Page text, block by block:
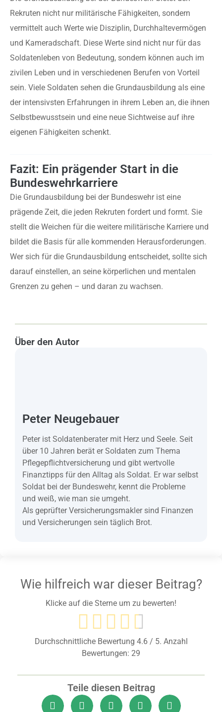
Rekruten nicht nur militärische Fähigkeiten, sondern
vermittelt auch Werte wie Disziplin, Durchhaltevermögen
und Kameradschaft. Diese Werte sind nicht nur für das
Soldatenleben von Bedeutung, sondern können auch im
zivilen Leben und in verschiedenen Berufen von Vorteil
sein. Viele Soldaten sehen die Grundausbildung als eine
der intensivsten Erfahrungen in ihrem Leben an, die ihnen
Selbstbewusstsein und eine neue Sichtweise auf ihre
eigenen Fähigkeiten schenkt.
Fazit: Ein prägender Start in die
Bundeswehrkarriere
Die Grundausbildung bei der Bundeswehr ist eine
prägende Zeit, die jeden Rekruten fordert und formt. Sie
stellt die Weichen für die weitere militärische Karriere und
bildet die Basis für alle kommenden Herausforderungen.
Wer sich für die Grundausbildung entscheidet, sollte sich
darauf einstellen, an seine körperlichen und mentalen
Grenzen zu gehen – und daran zu wachsen.
Über den Autor
Peter Neugebauer
Peter ist Soldatenberater mit Herz und Seele. Seit
über 10 Jahren berät er Soldaten zum Thema
Pflegepflichtversicherung und gibt wertvolle
Finanztipps für den Alltag als Soldat. Er war selbst
Soldat bei der Bundeswehr, kennt die Probleme
und weiß, wie man sie umgeht.
Als geprüfter Versicherungsmakler sind Finanzen
und Versicherungen sein täglich Brot.
Wie hilfreich war dieser Beitrag?
Klicke auf die Sterne um zu bewerten!
Durchschnittliche Bewertung 4.6/ 5. Anzahl
Bewertungen: 29
Teile diesen Beitrag